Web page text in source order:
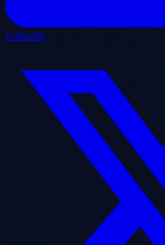
LinkedIn